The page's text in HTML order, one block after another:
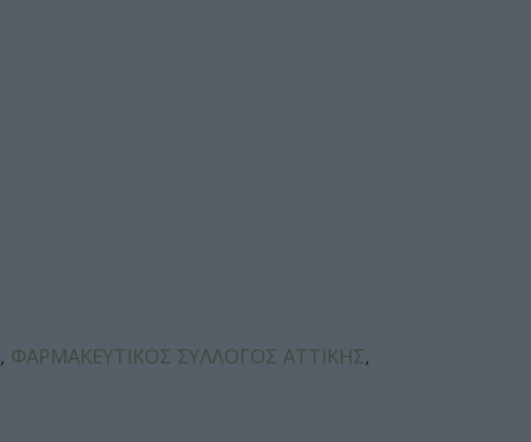
, ΦΑΡΜΑΚΕΥΤΙΚΟΣ ΣΥΛΛΟΓΟΣ ΑΤΤΙΚΗΣ,